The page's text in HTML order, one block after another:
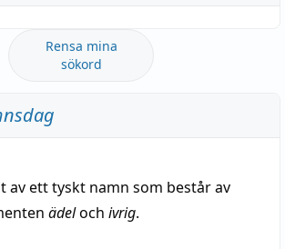
Rensa mina
sökord
av ett tyskt namn som består av
ädeloch ivrig.